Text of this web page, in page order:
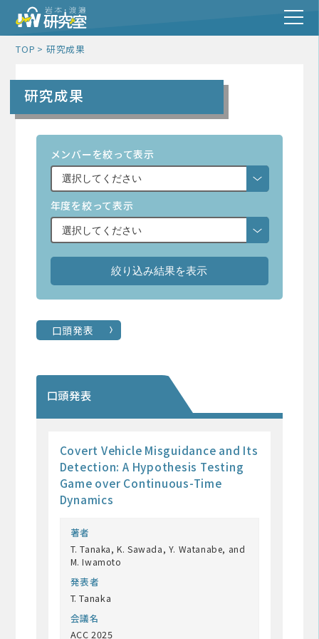
TOP 研究成果
研究成果
メンバーを絞って表示
年度を絞って表示
口頭発表
口頭発表
Covert Vehicle Misguidance and Its
Detection: A Hypothesis Testing
Game over Continuous-Time
Dynamics
著者
T. Tanaka, K. Sawada, Y. Watanabe, and
M. Iwamoto
発表者
T. Tanaka
会議名
ACC 2025